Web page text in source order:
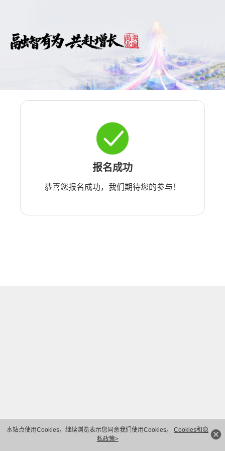
本站点使用Cookies，继续浏览表示您同意我们使用Cookies。 Cookies和隐
私政策>
报名成功
恭喜您报名成功，我们期待您的参与！